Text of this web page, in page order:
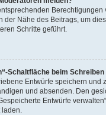
Berechtigungen
der Nähe des Beitrags, um
Schritte geführt.
Schaltfläche beim
Entwürfe speichern und
und absenden. Den
Entwürfe